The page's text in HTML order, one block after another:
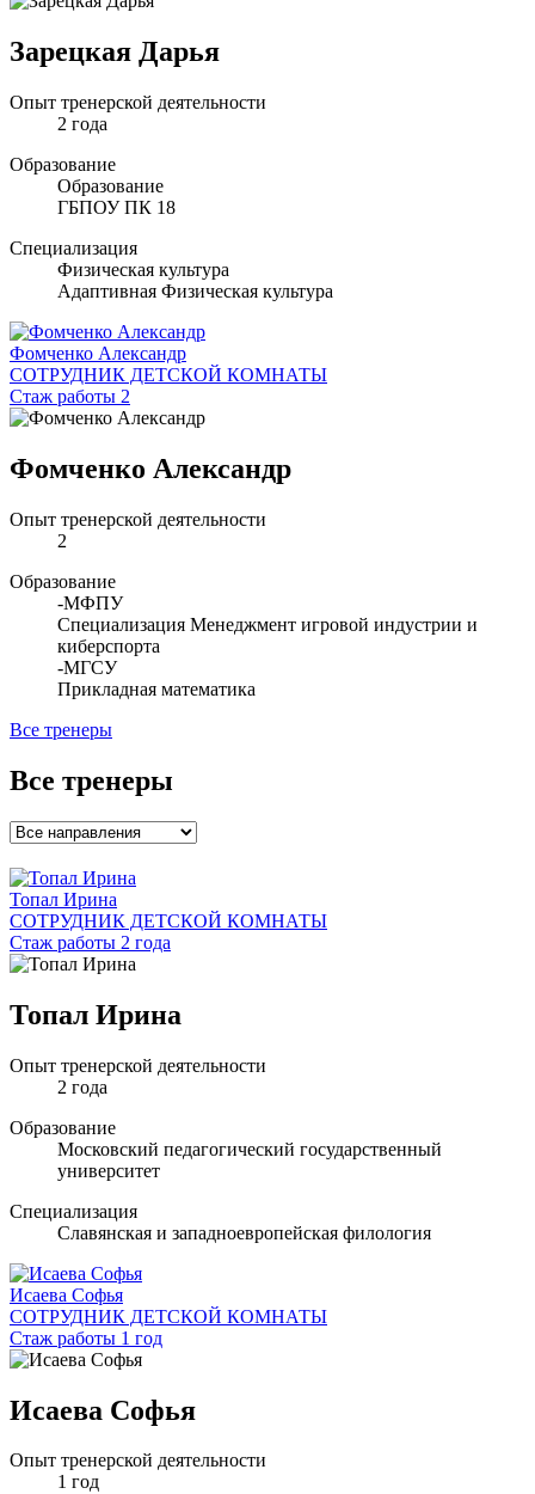
Зарецкая Дарья
Опыт тренерской деятельности
2 года
Образование
Образование
ГБПОУ ПК 18
Специализация
Физическая культура
Адаптивная Физическая культура
Фомченко Александр
СОТРУДНИК ДЕТСКОЙ КОМНАТЫ
Стаж работы 2
Фомченко Александр
Опыт тренерской деятельности
2
Образование
-МФПУ
Специализация Менеджмент игровой индустрии и
киберспорта
-МГСУ
Прикладная математика
Все тренеры
Все тренеры
Топал Ирина
СОТРУДНИК ДЕТСКОЙ КОМНАТЫ
Стаж работы 2 года
Топал Ирина
Опыт тренерской деятельности
2 года
Образование
Московский педагогический государственный
университет
Специализация
Славянская и западноевропейская филология
Исаева Софья
СОТРУДНИК ДЕТСКОЙ КОМНАТЫ
Стаж работы 1 год
Исаева Софья
Опыт тренерской деятельности
1 год